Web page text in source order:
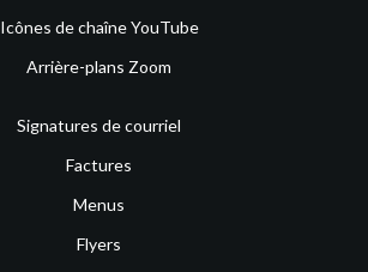
Icônes de chaîne YouTube
Arrière-plans Zoom
Signatures de courriel
Factures
Menus
Flyers